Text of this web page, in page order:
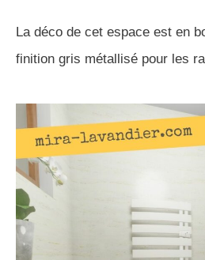
La déco de cet espace est en
finition gris métallisé pour les